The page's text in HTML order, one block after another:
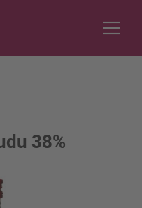
38%